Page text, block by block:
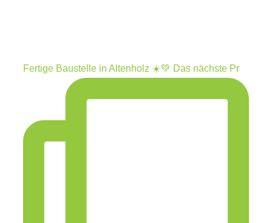
Fertige Baustelle in Altenholz ☀️💚 Das nächste Pr